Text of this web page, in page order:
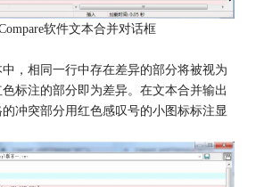
软件文本合并对话框
，相同一行中存在差异的部分将被视为
标注的部分即为差异。在文本合并输出
冲突部分用红色感叹号的小图标标注显